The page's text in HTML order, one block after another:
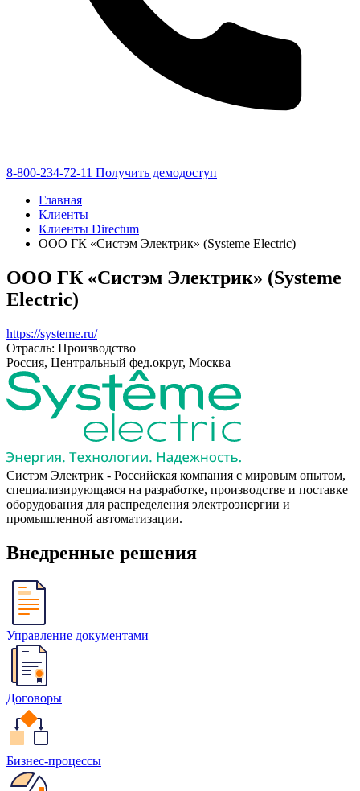
8-800-234-72-11 Получить демодоступ
Главная
Клиенты
Клиенты Directum
ООО ГК «Систэм Электрик» (Systeme Electric)
ООО ГК «Систэм Электрик» (Systeme
Electric)
https://systeme.ru/
Отрасль: Производство
Россия, Центральный фед.округ, Москва
Систэм Электрик - Российская компания с мировым опытом,
специализирующаяся на разработке, производстве и поставке
оборудования для распределения электроэнергии и
промышленной автоматизации.
Внедренные решения
Управление документами
Договоры
Бизнес-процессы